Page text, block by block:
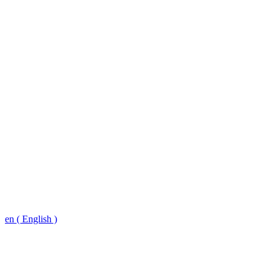
en ( English )